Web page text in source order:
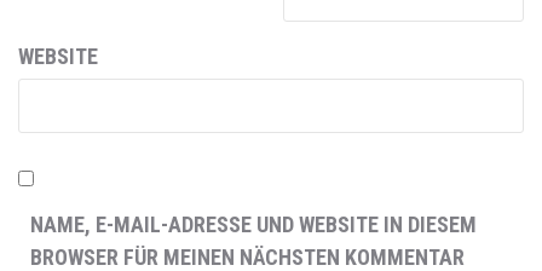
WEBSITE
NAME, E-MAIL-ADRESSE UND WEBSITE IN DIESEM
BROWSER FÜR MEINEN NÄCHSTEN KOMMENTAR